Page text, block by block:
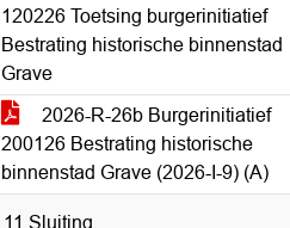
120226 Toetsing burgerinitiatief
Bestrating historische binnenstad
Grave
2026-R-26b Burgerinitiatief
200126 Bestrating historische
binnenstad Grave (2026-I-9) (A)
11 Sluiting